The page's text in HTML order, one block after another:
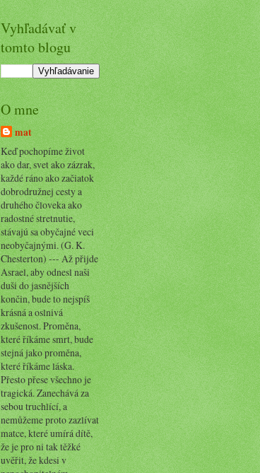
Vyhľadávať v
tomto blogu
O mne
mat
Keď pochopíme život
ako dar, svet ako zázrak,
každé ráno ako začiatok
dobrodružnej cesty a
druhého človeka ako
radostné stretnutie,
stávajú sa obyčajné veci
neobyčajnými. (G. K.
Chesterton) --- Až přijde
Asrael, aby odnesl naši
duši do jasnějších
končin, bude to nejspíš
krásná a oslnivá
zkušenost. Proměna,
které říkáme smrt, bude
stejná jako proměna,
které říkáme láska.
Přesto přese všechno je
tragická. Zanechává za
sebou truchlící, a
nemůžeme proto zazlívat
matce, které umírá dítě,
že je pro ni tak těžké
uvěřit, že kdesi v